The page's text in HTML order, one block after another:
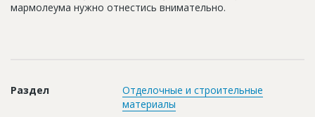
мармолеума нужно отнестись внимательно.
Раздел
Отделочные и строительные
материалы